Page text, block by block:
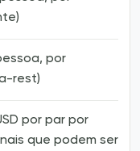
por
rest)
por par por
que podem ser